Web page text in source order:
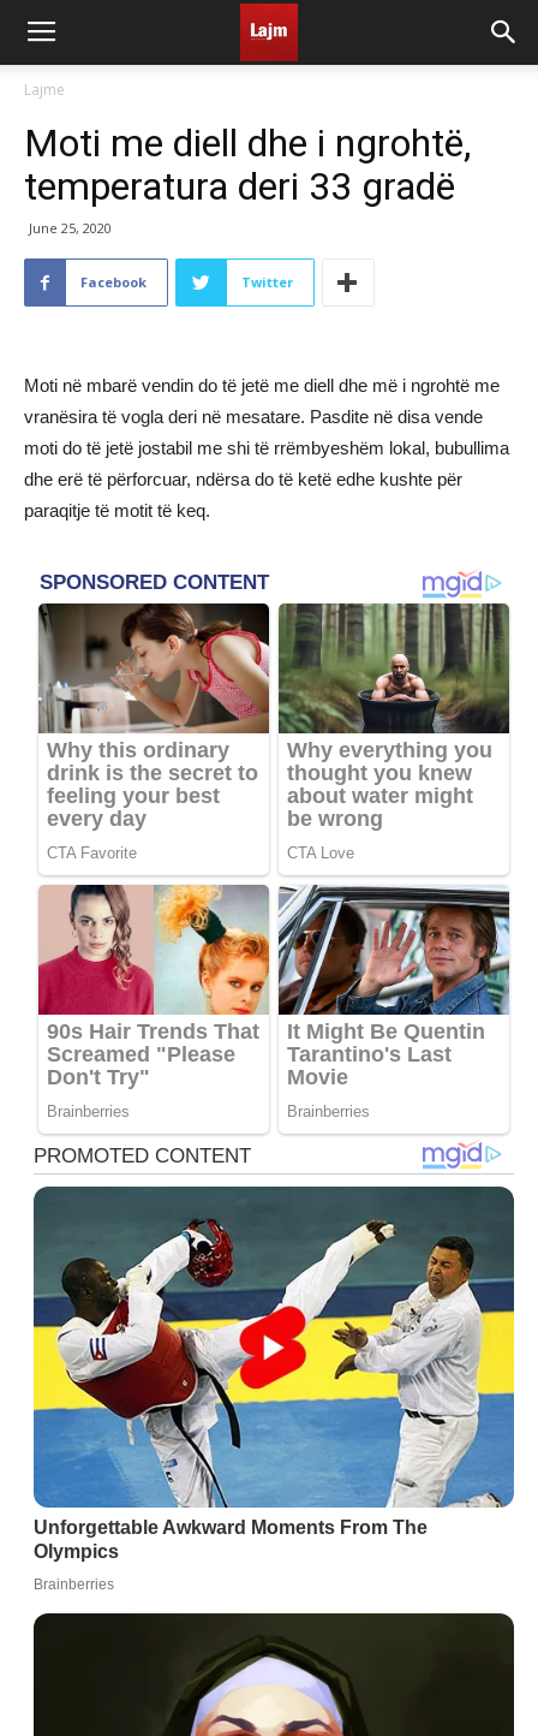
Lajme
Moti me diell dhe i ngrohtë,
temperatura deri 33 gradë
June 25, 2020
Facebook Twitter
Moti në mbarë vendin do të jetë me diell dhe më i ngrohtë me
vranësira të vogla deri në mesatare. Pasdite në disa vende
moti do të jetë jostabil me shi të rrëmbyeshëm lokal, bubullima
dhe erë të përforcuar, ndërsa do të ketë edhe kushte për
paraqitje të motit të keq.